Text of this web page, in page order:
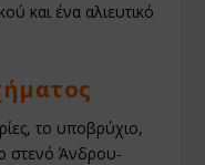
και ένα αλιευτικό
το υποβρύχιο,
στενό Άνδρου-